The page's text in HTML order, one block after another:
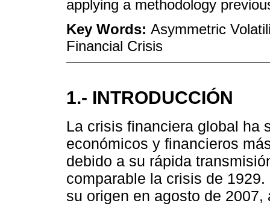
applying a methodology
Key Words: Asymmetric
Financial Crisis
1.- INTRODUCCIÓN
La crisis financiera global ha
económicos y financieros
debido a su rápida
comparable la crisis de
su origen en agosto de